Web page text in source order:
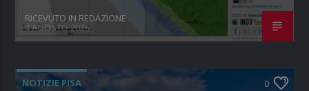
RICEVUTO IN REDAZIONE
4 AGOSTO 2026
NOTIZIE PISA 0